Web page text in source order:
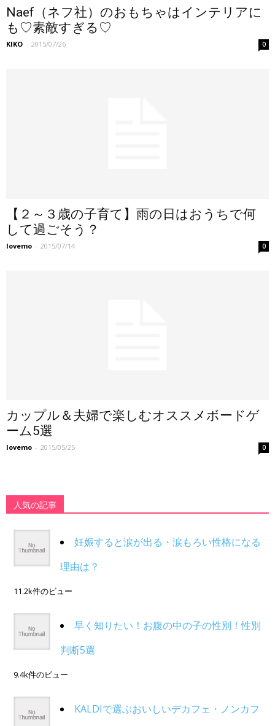
Naef（ネフ社）のおもちゃはインテリアに
も♡素敵すぎる♡
KIKO - 2015/07/26 0
【２～３歳の子育て】雨の日はおうちで何
して過ごそう？
lovemo - 2015/07/14 0
カップル＆夫婦で楽しむオススメボードゲ
ーム5選
lovemo - 2015/05/25 0
人気の記事
妊娠すると涙が出る・涙もろい性格になる
理由は？
11.2k件のビュー
早く知りたい！お腹の中の子の性別！性別
判断5選
9.4k件のビュー
KALDIで選ぶおいしいデカフェ・ノンカフ